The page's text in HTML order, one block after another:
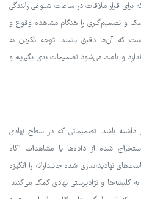
قرار ملاقات در ساعات شلوغی رانندگی
و تصمیم‌گیری را هنگام مشاهده وقوع و
که آن‌ها دقیق باشند. توجه نکردن به
و باعث می‌شود تصمیمات بدی بگیریم و
داشته باشد. تصمیماتی که در سطح نهادی
شده از داده‌ها یا مشاهدات آگاه
نهادینه‌سازی شده جانبدارانه را انگیزه
کلیشه‌ها و نژادپرستی نهادی کمک می‌کنند.